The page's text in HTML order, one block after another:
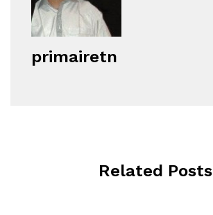
primairetn
Related Posts